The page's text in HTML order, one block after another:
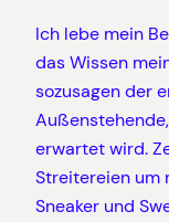
Ich lebe mein
das Wissen
sozusagen der
erwartet wird.
Streitereien um
Sneaker und